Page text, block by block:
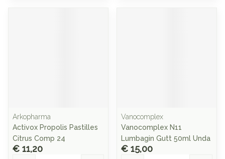
Arkopharma
Activox Propolis Pastilles
Citrus Comp 24
€ 11,20
Vanocomplex
Vanocomplex N11
Lumbagin Gutt 50ml Unda
€ 15,00